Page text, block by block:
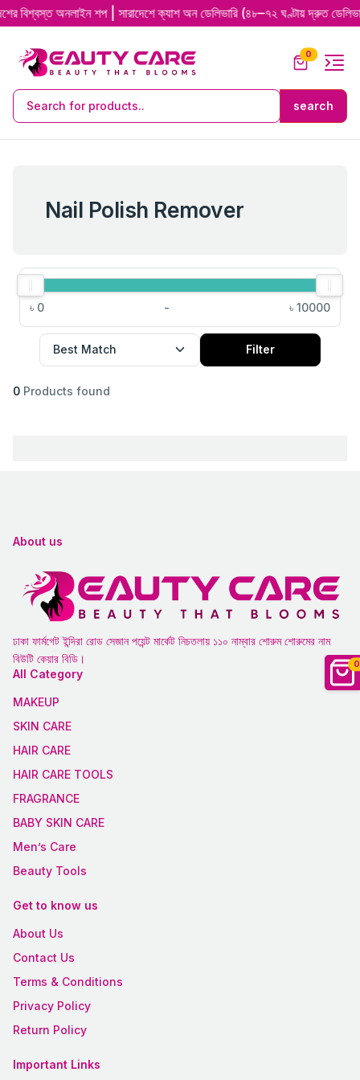
0
অনলাইন শপ | সারাদেশে ক্যাশ অন ডেলিভারি (৪৮–৭২ ঘণ্টায় দ্রুত
0
Nail Polish Remover
৳ 0 - ৳ 10000
Filter
0 Products found
About us
ঢাকা ফার্মগেট ইন্দিরা রোড সেজান পয়েন্ট মার্কেট নিচতলায় ১১০ নাম্বার শোরুম শোরুমের নাম
বিউটি কেয়ার বিডি।
All Category
MAKEUP
SKIN CARE
HAIR CARE
HAIR CARE TOOLS
FRAGRANCE
BABY SKIN CARE
Men’s Care
Beauty Tools
Get to know us
About Us
Contact Us
Terms & Conditions
Privacy Policy
Return Policy
Important Links